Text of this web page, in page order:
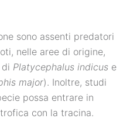
sono assenti predatori
nelle aree di origine,
Platycephalus indicus e
major). Inoltre, studi
possa entrare in
con la tracina.